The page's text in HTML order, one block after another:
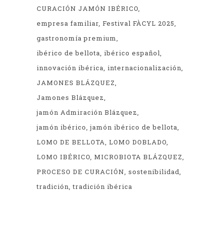
CURACIÓN JAMÓN IBÉRICO
empresa familiar Festival FÀCYL 2025
gastronomía premium
ibérico de bellota ibérico español
innovación ibérica internacionalización
JAMONES BLÁZQUEZ
Jamones Blázquez
jamón Admiración Blázquez
jamón ibérico jamón ibérico de bellota
LOMO DE BELLOTA LOMO DOBLADO
LOMO IBÉRICO MICROBIOTA BLÁZQUEZ
PROCESO DE CURACIÓN sostenibilidad
tradición tradición ibérica